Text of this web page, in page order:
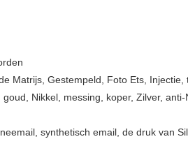
Matrijs, Gestempeld, Foto Ets,
Nikkel, messing, koper, Zilver,
synthetisch email, de druk van